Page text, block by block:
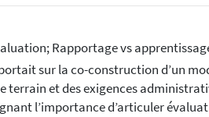
Rapportage vs
sur la co-construction d’un
terrain et des exigences
l’importance d’articuler